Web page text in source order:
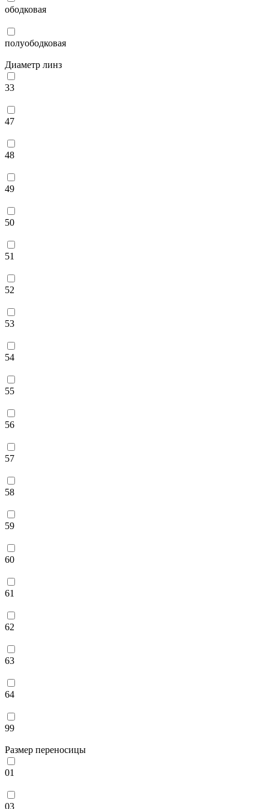
ободковая
полуободковая
Диаметр линз
33
47
48
49
50
51
52
53
54
55
56
57
58
59
60
61
62
63
64
99
Размер переносицы
01
03